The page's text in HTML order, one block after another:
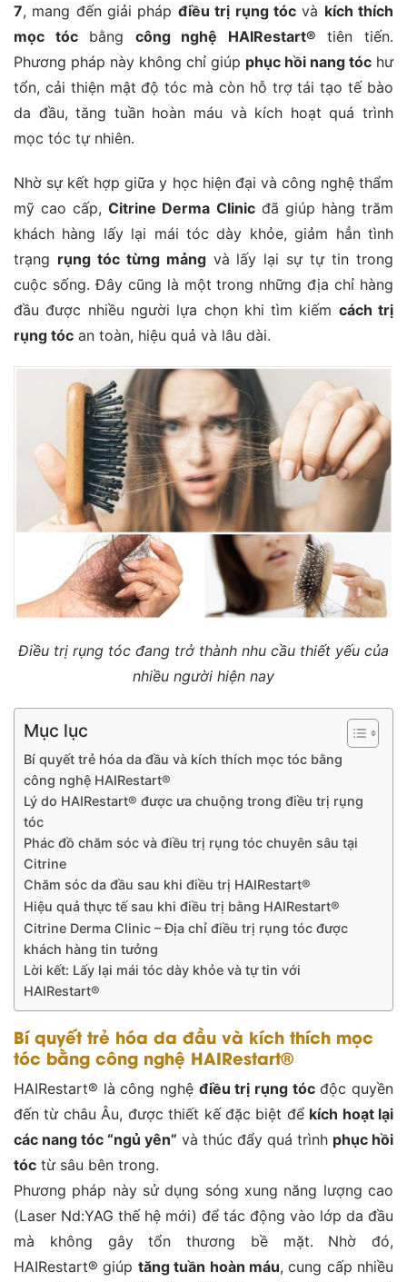
7, mang đến giải pháp điều trị rụng tócvà kích thích
mọc tócbằng công nghệ HAIRestart® tiên tiến.
Phương pháp này không chỉ giúp phục hồi nang tóc hư
tổn, cải thiện mật độ tóc mà còn hỗ trợ tái tạo tế bào
da đầu, tăng tuần hoàn máu và kích hoạt quá trình
mọc tóc tự nhiên.
Nhờ sự kết hợp giữa y học hiện đại và công nghệ thẩm
mỹ cao cấp,Citrine Derma Clinicđã giúp hàng trăm
khách hàng lấy lại mái tóc dày khỏe, giảm hẳn tình
trạng rụng tóc từng mảngvà lấy lại sự tự tin trong
cuộc sống. Đây cũng là một trong những địa chỉ hàng
đầu được nhiều người lựa chọn khi tìm kiếm cách trị
rụng tóc an toàn, hiệu quả và lâu dài.
Điều trị rụng tóc đang trở thành nhu cầu thiết yếu của
nhiều người hiện nay
Mục lục
Bí quyết trẻ hóa da đầu và kích thích mọc tóc bằng
công nghệ HAIRestart®
Lý do HAIRestart® được ưa chuộng trong điều trị rụng
tóc
Phác đồ chăm sóc và điều trị rụng tóc chuyên sâu tại
Citrine
Chăm sóc da đầu sau khi điều trị HAIRestart®
Hiệu quả thực tế sau khi điều trị bằng HAIRestart®
Citrine Derma Clinic – Địa chỉ điều trị rụng tóc được
khách hàng tin tưởng
Lời kết: Lấy lại mái tóc dày khỏe và tự tin với
HAIRestart®
Bí quyết trẻ hóa da đầu và kích thích mọc
tóc bằng công nghệ HAIRestart®
HAIRestart® là công nghệ điều trị rụng tócđộc quyền
đến từ châu Âu, được thiết kế đặc biệt để kích hoạt lại
các nang tóc “ngủ yên” và thúc đẩy quá trình phục hồi
tóc từ sâu bên trong.
Phương pháp này sử dụng sóng xung năng lượng cao
(Laser Nd:YAG thế hệ mới) để tác động vào lớp da đầu
mà không gây tổn thương bề mặt. Nhờ đó,
HAIRestart® giúp tăng tuần hoàn máu, cung cấp nhiều